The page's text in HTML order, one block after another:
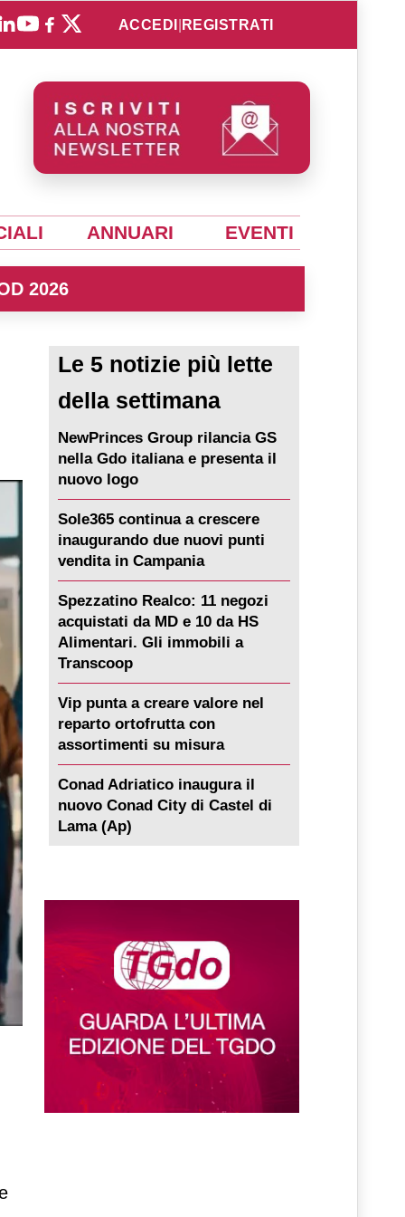
ACCEDI REGISTRATI
ANNUARI EVENTI
2026
Le 5 notizie più lette
della settimana
NewPrinces Group rilancia GS
nella Gdo italiana e presenta il
nuovo logo
Sole365 continua a crescere
inaugurando due nuovi punti
vendita in Campania
Spezzatino Realco: 11 negozi
acquistati da MD e 10 da HS
Alimentari. Gli immobili a
Transcoop
Vip punta a creare valore nel
reparto ortofrutta con
assortimenti su misura
Conad Adriatico inaugura il
nuovo Conad City di Castel di
Lama (Ap)